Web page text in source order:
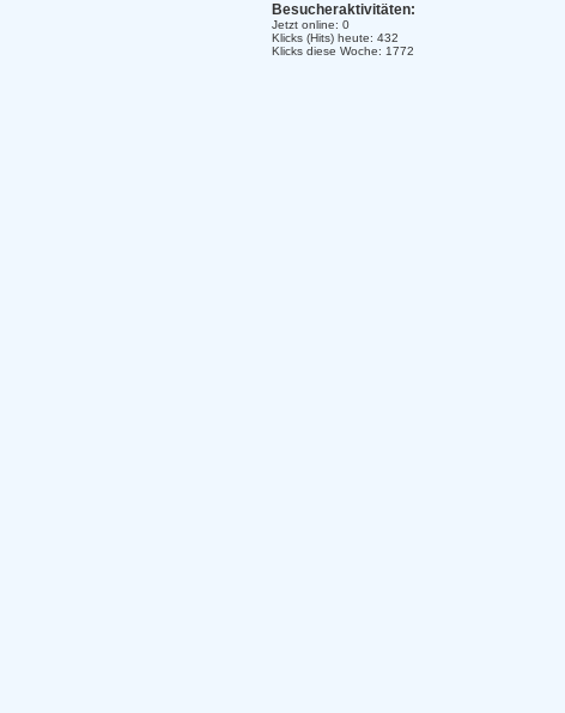
Besucheraktivitäten:
Jetzt online: 0
Klicks (Hits) heute: 432
Klicks diese Woche: 1772